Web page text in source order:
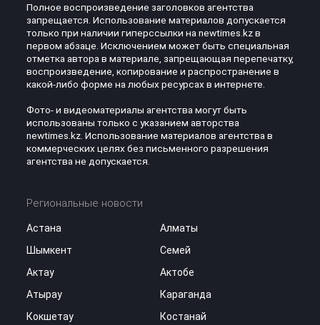
Полное воспроизведение заголовков агентства
запрещается. Использование материалов допускается
только при наличии гиперссылки на newtimes.kz в
первом абзаце. Исключением может быть специальная
отметка автора в материале, запрещающая перепечатку,
воспроизведение, копирование и распространение в
какой-либо форме на любых ресурсах в интернете.
Фото- и видеоматериалы агентства могут быть
использованы только с указанием авторства
newtimes.kz. Использование материалов агентства в
коммерческих целях без письменного разрешения
агентства не допускается.
Региональные новости
Астана
Алматы
Шымкент
Семей
Актау
Актобе
Атырау
Караганда
Кокшетау
Костанай